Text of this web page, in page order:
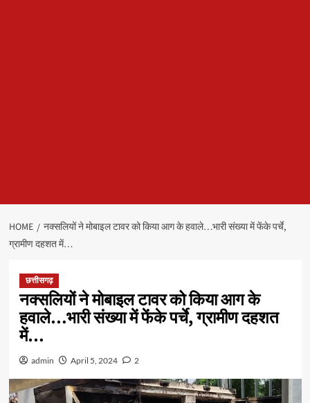
HOME
नक्सलियों ने मोबाइल टावर को किया आग के हवाले…भारी संख्या में फेंके पर्चे,
ग्रामीण दहशत में…
छत्तीसगढ़
नक्सलियों ने मोबाइल टावर को किया आग के
हवाले…भारी संख्या में फेंके पर्चे, ग्रामीण दहशत
में…
admin April 5, 2024 2